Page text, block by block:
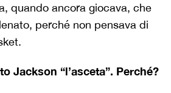
quando ancora giocava, che
perché non pensava di
Jackson “l’asceta”. Perché?